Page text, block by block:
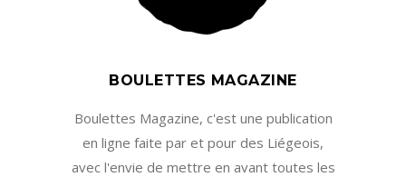
BOULETTES MAGAZINE
Boulettes Magazine, c'est une publication
en ligne faite par et pour des Liégeois,
avec l'envie de mettre en avant toutes les